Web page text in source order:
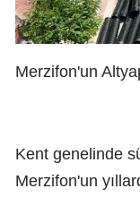
Merzifon'un
Kent genelinde
Merzifon'un